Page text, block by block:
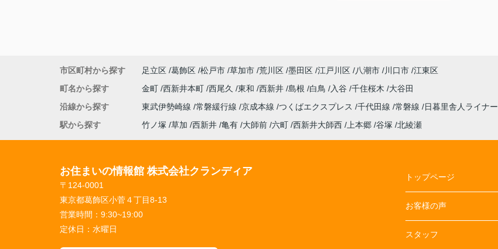
市区町村から探す 足立区 葛飾区 松戸市 草加市 荒川区 墨田区 江戸川区 八潮市 川口市 江東区
町名から探す
金町 西新井本町 西尾久 東和 西新井 島根 白鳥 入谷 千住桜木
大谷田
沿線から探す
東武伊勢崎線 常磐緩行線 京成本線 つくばエクスプレス 千代田線 常磐線 日暮里舎人ライナー
駅から探す
竹ノ塚 草加 西新井 亀有 大師前 六町 西新井大師西 上本郷 谷塚 北綾瀬
お住まいの情報館 株式会社クランディア
〒124-0001
東京都葛飾区小菅４丁目8-13
営業時間： 9:30~19:00
定休日： 水曜日
トップページ
お客様の声
スタッフ